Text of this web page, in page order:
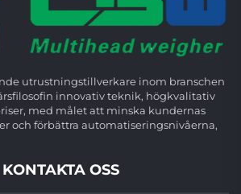
utrustningstillverkare inom branschen
innovativ teknik, högkvalitativ
med målet att minska kundernas
och förbättra automatiseringsnivåerna,
KONTAKTA OSS